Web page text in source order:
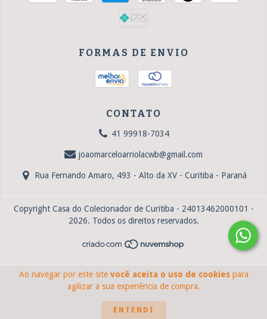
Ao navegar por este site você aceita o uso de cookiespara
agilizar a sua experiência de compra.
ENTENDI
FORMAS DE ENVIO
CONTATO
41 99918-7034
joaomarceloarriolacwb@gmail.com
Rua Fernando Amaro, 493 - Alto da XV - Curitiba - Paraná
Copyright Casa do Colecionador de Curitiba - 24013462000101 -
2026. Todos os direitos reservados.